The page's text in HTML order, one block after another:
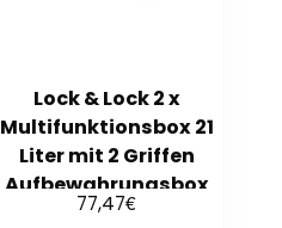
Lock & Lock 2 x
Multifunktionsbox 21
Liter mit 2 Griffen
Aufbewahrungsbox
456 x …
77,47€